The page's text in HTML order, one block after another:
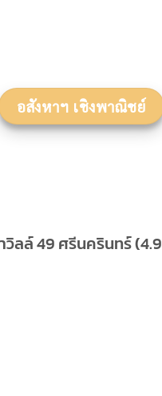
อสังหาฯ เชิงพาณิชย์
ลล์ 49 ศรีนครินทร์ (4.9